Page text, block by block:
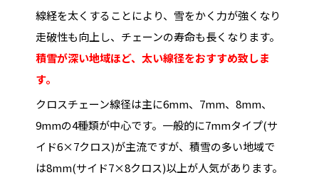
線経を太くすることにより、雪をかく力が強くなり
走破性も向上し、チェーンの寿命も長くなります。
積雪が深い地域ほど、太い線径をおすすめ致しま
す。
クロスチェーン線径は主に6mm、7mm、8mm、
9mmの4種類が中心です。一般的に7mmタイプ(サ
イド6×7クロス)が主流ですが、積雪の多い地域で
は8mm(サイド7×8クロス)以上が人気があります。